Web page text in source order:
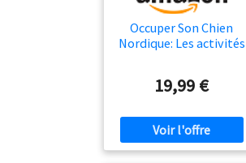
Occuper Son Chien
Nordique: Les activités
répondent à ses vrais
19,99 €